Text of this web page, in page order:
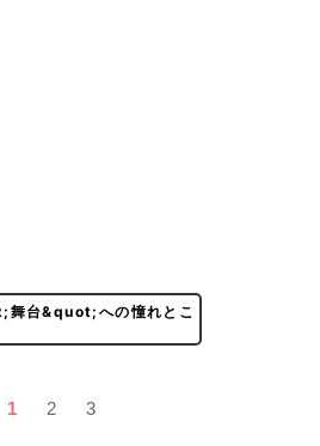
舞台&quot;への憧れとこ
1 2 3